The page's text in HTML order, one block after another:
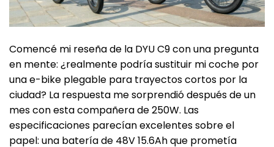
Comencé mi reseña de la DYU C9 con una pregunta
en mente: ¿realmente podría sustituir mi coche por
una e-bike plegable para trayectos cortos por la
ciudad? La respuesta me sorprendió después de un
mes con esta compañera de 250W. Las
especificaciones parecían excelentes sobre el
papel: una batería de 48V 15.6Ah que prometía